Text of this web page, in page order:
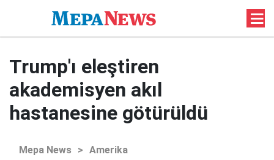
Trump'ı eleştiren
akademisyen akıl
hastanesine götürüldü
Mepa News > Amerika